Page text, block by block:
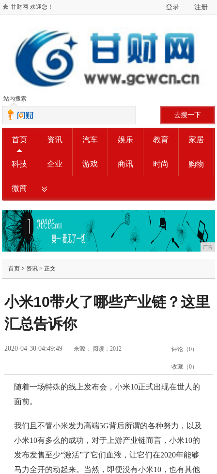
甘财网-欢迎您！ 登录 注册
站内搜索
去搜一下
首页 资讯 汽车 娱乐 教育 家居
科技 企业 游戏 商讯 时尚 购物
微商
广告
首页> 资讯> 正文
小米10带火了哪些产业链？这里
汇总告诉你
2020-04-30 04:49:49 来源： 阅读：2012 评论（0）
收藏（0）
随着一场特殊的线上发布会，小米10正式出现在世人的
面前。
我们且不管小米发力高端5G背后所谓的各种努力，以及
小米10有多么的成功，对于上游产业链而言，小米10的
发布发售至少“激活”了它们血液，让它们在2020年能够
马力全开的动起来。当然，即便没有小米10，也有其他